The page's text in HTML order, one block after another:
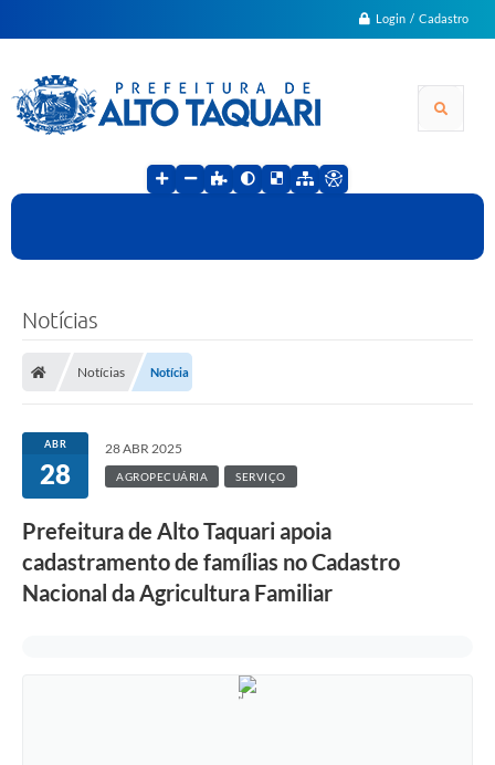
Login / Cadastro
Notícias
Notícias Notícia
ABR
28
28 ABR 2025
AGROPECUÁRIA SERVIÇO
Prefeitura de Alto Taquari apoia
cadastramento de famílias no Cadastro
Nacional da Agricultura Familiar